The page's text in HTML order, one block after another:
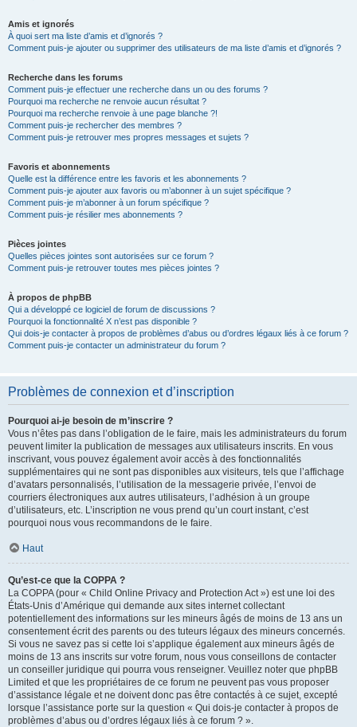
Amis et ignorés
À quoi sert ma liste d’amis et d’ignorés ?
Comment puis-je ajouter ou supprimer des utilisateurs de ma liste d’amis et d’ignorés ?
Recherche dans les forums
Comment puis-je effectuer une recherche dans un ou des forums ?
Pourquoi ma recherche ne renvoie aucun résultat ?
Pourquoi ma recherche renvoie à une page blanche ?!
Comment puis-je rechercher des membres ?
Comment puis-je retrouver mes propres messages et sujets ?
Favoris et abonnements
Quelle est la différence entre les favoris et les abonnements ?
Comment puis-je ajouter aux favoris ou m’abonner à un sujet spécifique ?
Comment puis-je m’abonner à un forum spécifique ?
Comment puis-je résilier mes abonnements ?
Pièces jointes
Quelles pièces jointes sont autorisées sur ce forum ?
Comment puis-je retrouver toutes mes pièces jointes ?
À propos de phpBB
Qui a développé ce logiciel de forum de discussions ?
Pourquoi la fonctionnalité X n’est pas disponible ?
Qui dois-je contacter à propos de problèmes d’abus ou d’ordres légaux liés à ce forum ?
Comment puis-je contacter un administrateur du forum ?
Problèmes de connexion et d’inscription
Pourquoi ai-je besoin de m’inscrire ?
Vous n’êtes pas dans l’obligation de le faire, mais les administrateurs du forum
peuvent limiter la publication de messages aux utilisateurs inscrits. En vous
inscrivant, vous pouvez également avoir accès à des fonctionnalités
supplémentaires qui ne sont pas disponibles aux visiteurs, tels que l’affichage
d’avatars personnalisés, l’utilisation de la messagerie privée, l’envoi de
courriers électroniques aux autres utilisateurs, l’adhésion à un groupe
d’utilisateurs, etc. L’inscription ne vous prend qu’un court instant, c’est
pourquoi nous vous recommandons de le faire.
Haut
Qu’est-ce que la COPPA ?
La COPPA (pour « Child Online Privacy and Protection Act ») est une loi des
États-Unis d’Amérique qui demande aux sites internet collectant
potentiellement des informations sur les mineurs âgés de moins de 13 ans un
consentement écrit des parents ou des tuteurs légaux des mineurs concernés.
Si vous ne savez pas si cette loi s’applique également aux mineurs âgés de
moins de 13 ans inscrits sur votre forum, nous vous conseillons de contacter
un conseiller juridique qui pourra vous renseigner. Veuillez noter que phpBB
Limited et que les propriétaires de ce forum ne peuvent pas vous proposer
d’assistance légale et ne doivent donc pas être contactés à ce sujet, excepté
lorsque l’assistance porte sur la question « Qui dois-je contacter à propos de
problèmes d’abus ou d’ordres légaux liés à ce forum ? ».